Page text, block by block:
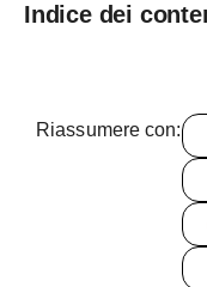
Indice dei
Riassumere con: